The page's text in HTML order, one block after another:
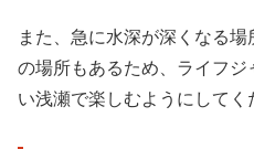
また、急に水深が深くなる
の場所もあるため、ライフ
い浅瀬で楽しむようにしてく